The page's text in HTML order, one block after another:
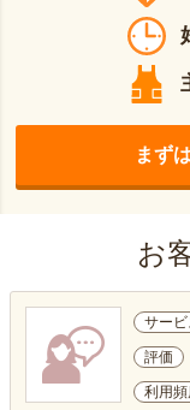
まず
お
サー
評価
利用